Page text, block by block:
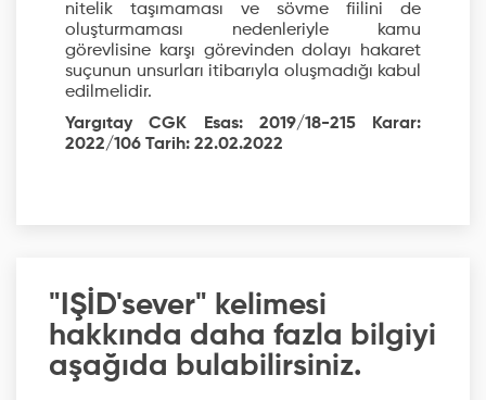
nitelik taşımaması ve sövme fiilini de
oluşturmaması nedenleriyle kamu
görevlisine karşı görevinden dolayı hakaret
suçunun unsurları itibarıyla oluşmadığı kabul
edilmelidir.
Yargıtay CGK Esas: 2019/18-215 Karar:
2022/106 Tarih: 22.02.2022
"IŞİD'sever" kelimesi
hakkında daha fazla bilgiyi
aşağıda bulabilirsiniz.